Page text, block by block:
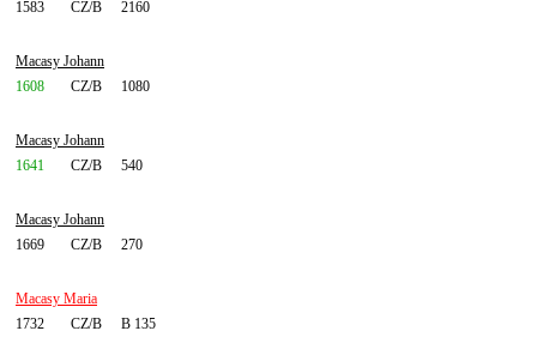
1583
CZ/B 2160
Macasy Johann
1608
CZ/B 1080
Macasy Johann
1641
CZ/B 540
Macasy Johann
1669
CZ/B 270
Macasy Maria
1732
CZ/B B 135